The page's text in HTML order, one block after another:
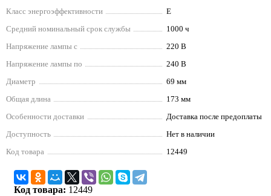
Класс энергоэффективности
E
Средний номинальный срок службы
1000 ч
Напряжение лампы с
220 В
Напряжение лампы по
240 В
Диаметр
69 мм
Общая длина
173 мм
Особенности доставки
Доставка после предоплаты
Доступность
Нет в наличии
Код товара
12449
Код товара: 12449